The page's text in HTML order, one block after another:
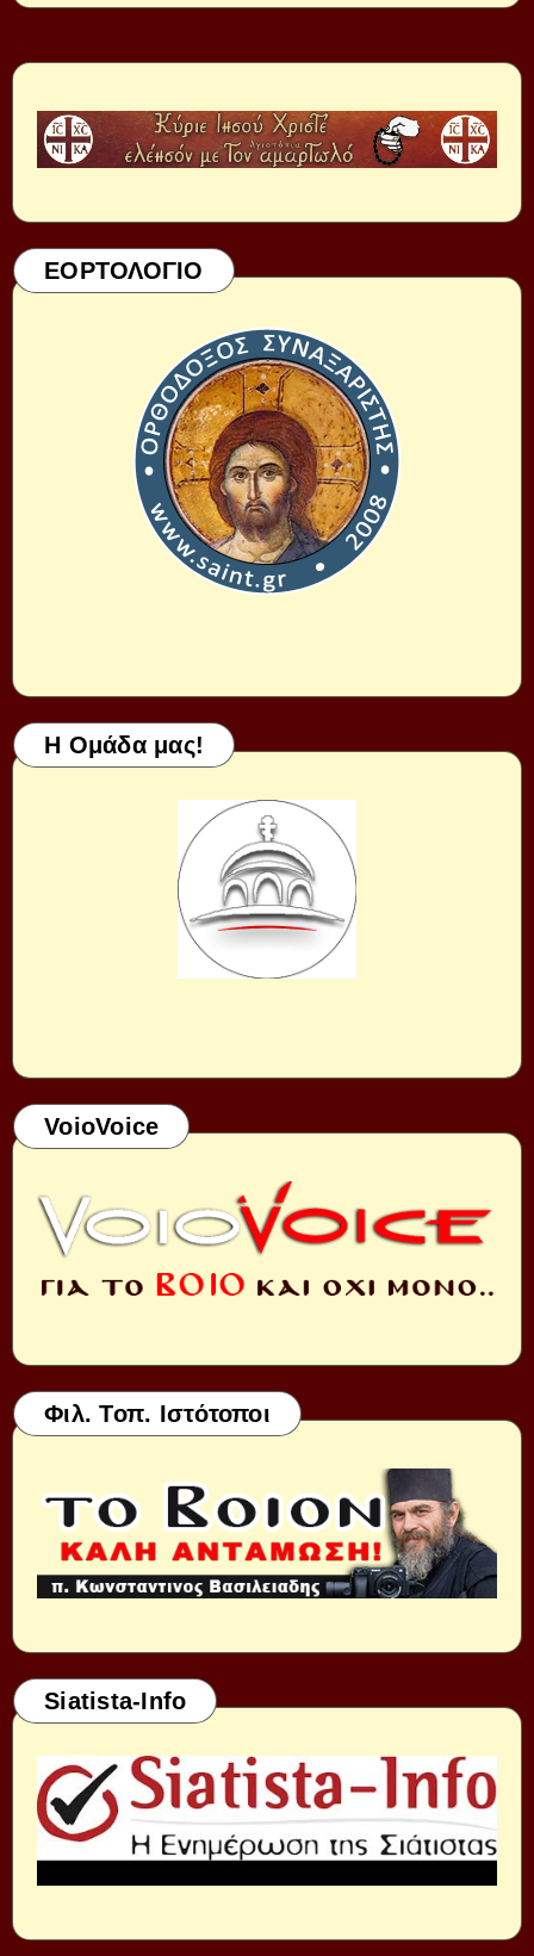
ΕΟΡΤΟΛΟΓΙΟ
Η Ομάδα μας!
VoioVoice
Φιλ. Τοπ. Ιστότοποι
Siatista-Info